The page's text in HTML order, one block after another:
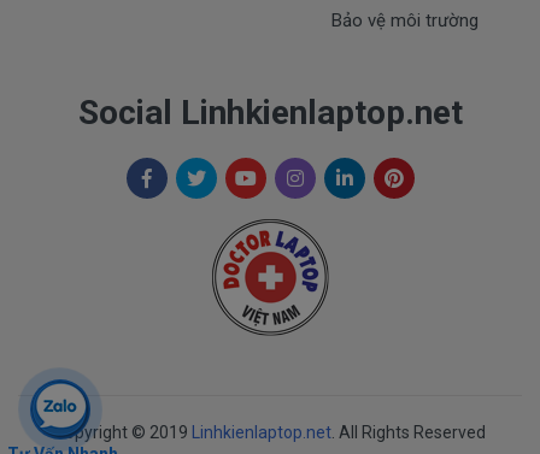
Bảo vệ môi trường
Social Linhkienlaptop.net
Copyright © 2019 Linhkienlaptop.net . All Rights Reserved